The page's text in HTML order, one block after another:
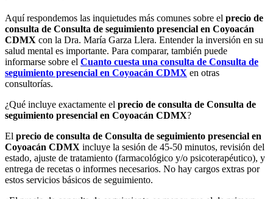
Aquí respondemos las inquietudes más comunes sobre el precio de
consulta de Consulta de seguimiento presencial en Coyoacán
CDMX con la Dra. María Garza Llera. Entender la inversión en su
salud mental es importante. Para comparar, también puede
informarse sobre el Cuanto cuesta una consulta de Consulta de
seguimiento presencial en Coyoacán CDMX en otras
consultorías.
¿Qué incluye exactamente el precio de consulta de Consulta de
seguimiento presencial en Coyoacán CDMX?
El precio de consulta de Consulta de seguimiento presencial en
Coyoacán CDMX incluye la sesión de 45-50 minutos, revisión del
estado, ajuste de tratamiento (farmacológico y/o psicoterapéutico), y
entrega de recetas o informes necesarios. No hay cargos extras por
estos servicios básicos de seguimiento.